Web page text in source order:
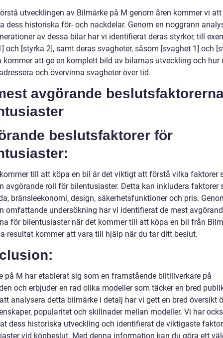
utvecklingen av Bilmärke på M genom åren kommer vi att
dess historiska för- och nackdelar. Genom en noggrann
av dessa bilar har vi identifierat deras styrkor, till
och [styrka 2], samt deras svagheter, såsom [svaghet 1] och
kommer att ge en komplett bild av bilarnas utveckling och hur
och övervinna svagheter över tid.
avgörande
beslutsfaktorer för
till att köpa en bil är det viktigt att förstå vilka faktorer
avgörande roll för bilentusiaster. Detta kan inkludera faktorer
bränsleekonomi, design, säkerhetsfunktioner och pris.
omfattande undersökning har vi identifierat de mest
för bilentusiaster när det kommer till att köpa en bil från
resultat kommer att vara till hjälp när du tar ditt beslut.
på M har etablerat sig som en framstående biltillverkare på
och erbjuder en rad olika modeller som täcker en bred
analysera detta bilmärke i detalj har vi gett en bred översikt
popularitet och skillnader mellan modeller. Vi har
dess historiska utveckling och identifierat de viktigaste
vid köpbeslut. Med denna information kan du göra ett